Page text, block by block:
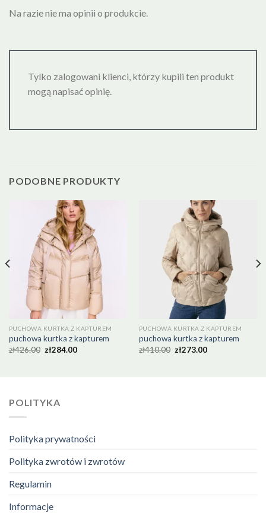
Na razie nie ma opinii o produkcie.
Tylko zalogowani klienci, którzy kupili ten produkt
mogą napisać opinię.
PODOBNE PRODUKTY
PUCHOWA KURTKA Z KAPTUREM
puchowa kurtka z kapturem
zł426.00 zł284.00
PUCHOWA KURTKA Z KAPTUREM
puchowa kurtka z kapturem
zł410.00 zł273.00
POLITYKA
Polityka prywatności
Polityka zwrotów i zwrotów
Regulamin
Informacje